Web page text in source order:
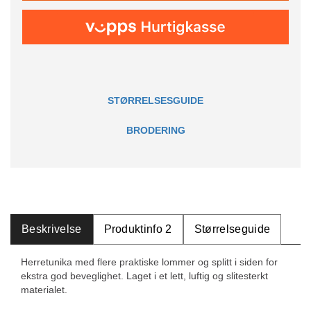
STØRRELSESGUIDE
BRODERING
Beskrivelse Produktinfo 2 Størrelseguide
Herretunika med flere praktiske lommer og splitt i siden for
ekstra god beveglighet. Laget i et lett, luftig og slitesterkt
materialet.